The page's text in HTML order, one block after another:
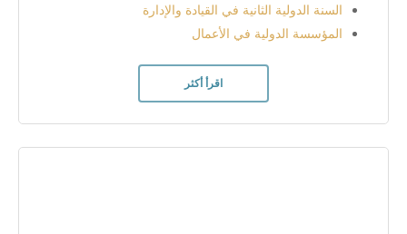
السنة الدولية الثانية في القيادة والإدارة
المؤسسة الدولية في الأعمال
اقرأ أكثر